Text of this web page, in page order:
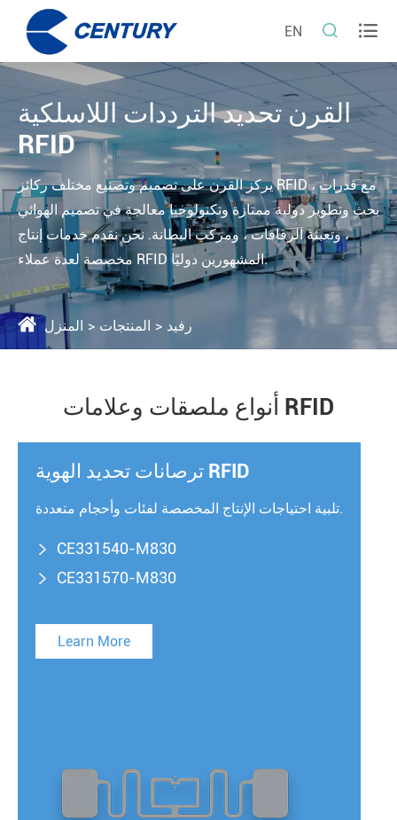
EN  
القرن تحديد الترددات اللاسلكية
RFID
يركز القرن على تصميم وتصنيع مختلف ركائز RFID ، مع قدرات
بحث وتطوير دولية ممتازة وتكنولوجيا معالجة في تصميم الهوائي
، وتعبئة الرقاقات ، ومركب البطانة. نحن نقدم خدمات إنتاج
مخصصة لعدة عملاء RFID المشهورين دوليًا.
المنزل المنتجات رفيد
أنواع ملصقات وعلامات RFID
ترصانات تحديد الهوية RFID
تلبية احتياجات الإنتاج المخصصة لفئات وأحجام متعددة.
 CE331540-M830
 CE331570-M830
Learn More